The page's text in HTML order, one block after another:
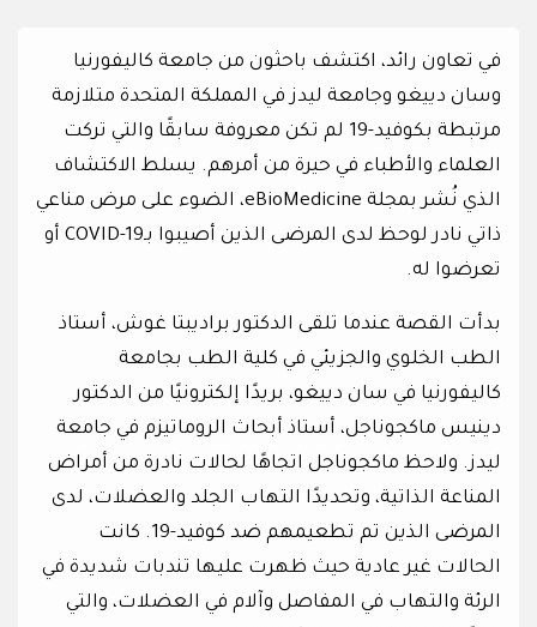
في تعاون رائد، اكتشف باحثون من جامعة كاليفورنيا
وسان دييغو وجامعة ليدز في المملكة المتحدة متلازمة
مرتبطة بكوفيد-19 لم تكن معروفة سابقًا والتي تركت
العلماء والأطباء في حيرة من أمرهم. يسلط الاكتشاف
الذي نُشر بمجلة eBioMedicine، الضوء على مرض مناعي
ذاتي نادر لوحظ لدى المرضى الذين أصيبوا بـCOVID-19 أو
تعرضوا له.
بدأت القصة عندما تلقى الدكتور براديبتا غوش، أستاذ
الطب الخلوي والجزيئي في كلية الطب بجامعة
كاليفورنيا في سان دييغو، بريدًا إلكترونيًا من الدكتور
دينيس ماكجوناجل، أستاذ أبحاث الروماتيزم في جامعة
ليدز. ولاحظ ماكجوناجل اتجاهًا لحالات نادرة من أمراض
المناعة الذاتية، وتحديدًا التهاب الجلد والعضلات، لدى
المرضى الذين تم تطعيمهم ضد كوفيد-19. كانت
الحالات غير عادية حيث ظهرت عليها تندبات شديدة في
الرئة والتهاب في المفاصل وآلام في العضلات، والتي